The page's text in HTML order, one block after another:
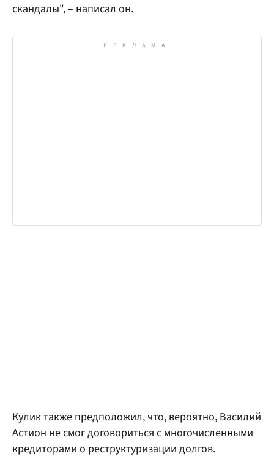
скандалы", – написал он.
Кулик также предположил, что, вероятно, Василий
Астион не смог договориться с многочисленными
кредиторами о реструктуризации долгов.